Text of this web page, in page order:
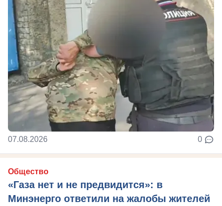
07.08.2026 0
Общество
«Газа нет и не предвидится»: в
Минэнерго ответили на жалобы жителей